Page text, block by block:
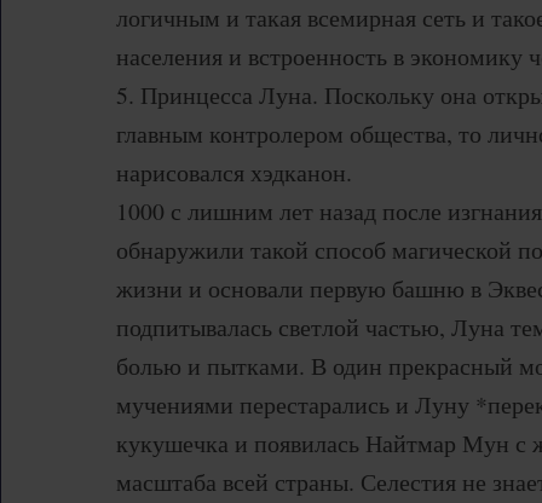
логичным и такая всемирная сеть и
населения и встроенность в экономику
5. Принцесса Луна. Поскольку она
главным контролером общества, то
нарисовался хэдканон.
1000 с лишним лет назад после
обнаружили такой способ магической
жизни и основали первую башню в
подпитывалась светлой частью, Луна
болью и пытками. В один прекрасный
мучениями перестарались и Луну
кукушечка и появилась Найтмар Мун с
масштаба всей страны. Селестия не